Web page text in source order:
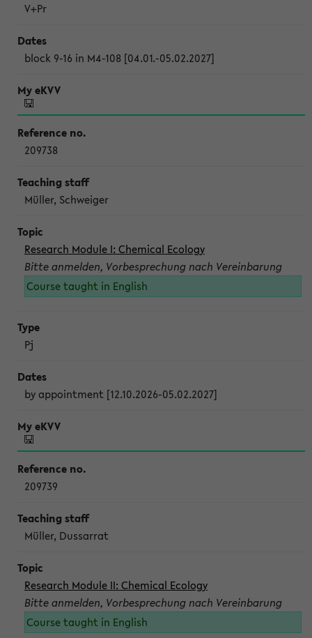
V+Pr
block 9-16 in M4-108 [04.01.-05.02.2027]
209738
Müller, Schweiger
Research Module I: Chemical Ecology
Bitte anmelden, Vorbesprechung nach Vereinbarung
Course taught in English
Pj
by appointment [12.10.2026-05.02.2027]
209739
Müller, Dussarrat
Research Module II: Chemical Ecology
Bitte anmelden, Vorbesprechung nach Vereinbarung
Course taught in English